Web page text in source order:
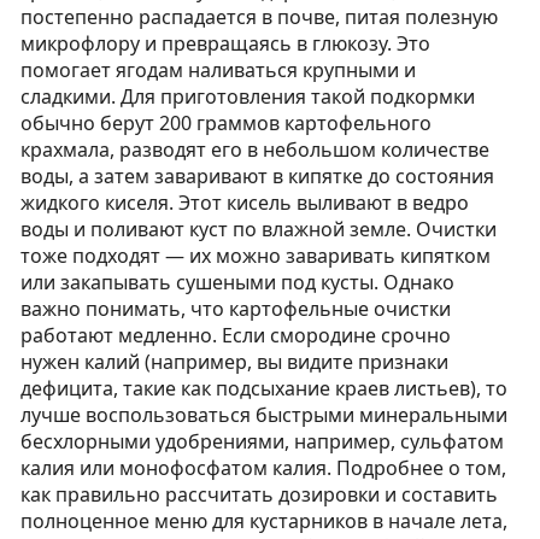
постепенно распадается в почве, питая полезную
микрофлору и превращаясь в глюкозу. Это
помогает ягодам наливаться крупными и
сладкими. Для приготовления такой подкормки
обычно берут 200 граммов картофельного
крахмала, разводят его в небольшом количестве
воды, а затем заваривают в кипятке до состояния
жидкого киселя. Этот кисель выливают в ведро
воды и поливают куст по влажной земле. Очистки
тоже подходят — их можно заваривать кипятком
или закапывать сушеными под кусты. Однако
важно понимать, что картофельные очистки
работают медленно. Если смородине срочно
нужен калий (например, вы видите признаки
дефицита, такие как подсыхание краев листьев), то
лучше воспользоваться быстрыми минеральными
бесхлорными удобрениями, например, сульфатом
калия или монофосфатом калия. Подробнее о том,
как правильно рассчитать дозировки и составить
полноценное меню для кустарников в начале лета,